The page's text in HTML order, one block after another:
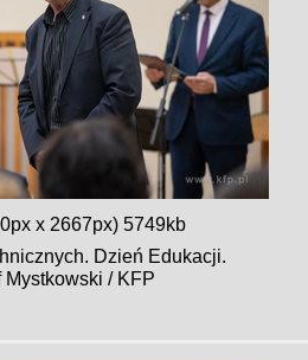
x 2667px) 5749kb
Dzień Edukacji.
Mystkowski / KFP